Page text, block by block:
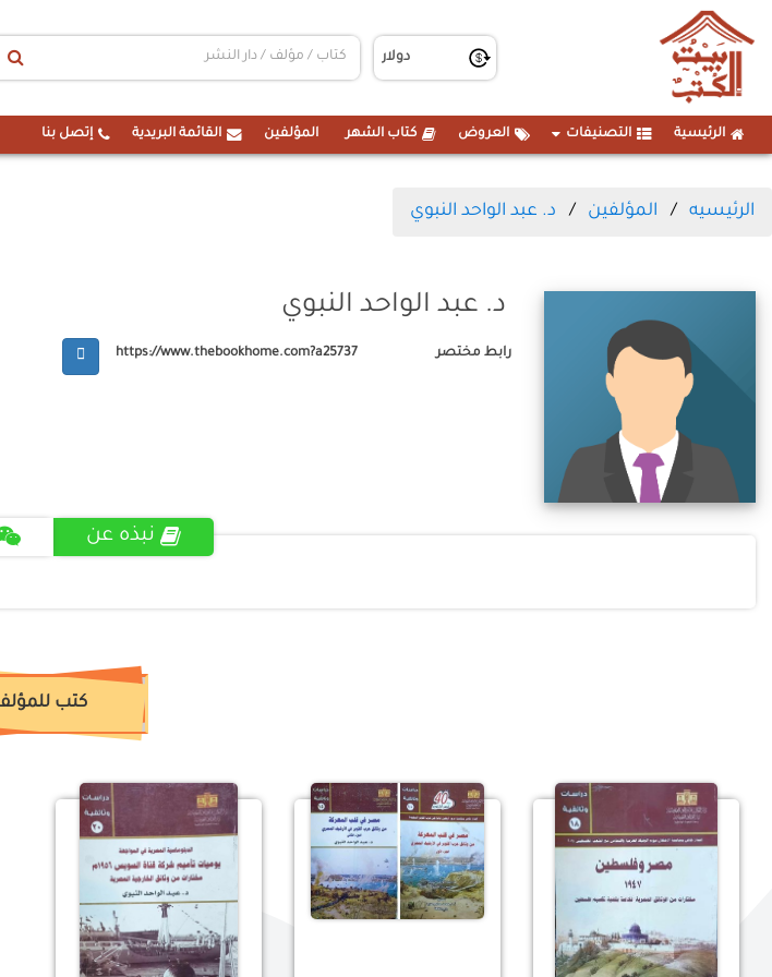
الرئيسية التصنيفات العروض كتاب الشهر المؤلفين القائمة البريدية إتصل بنا
الرئيسيه المؤلفين د. عبد الواحد النبوي
د. عبد الواحد النبوي
رابط مختصر https://www.thebookhome.com?a25737
نبذه عن
كتب